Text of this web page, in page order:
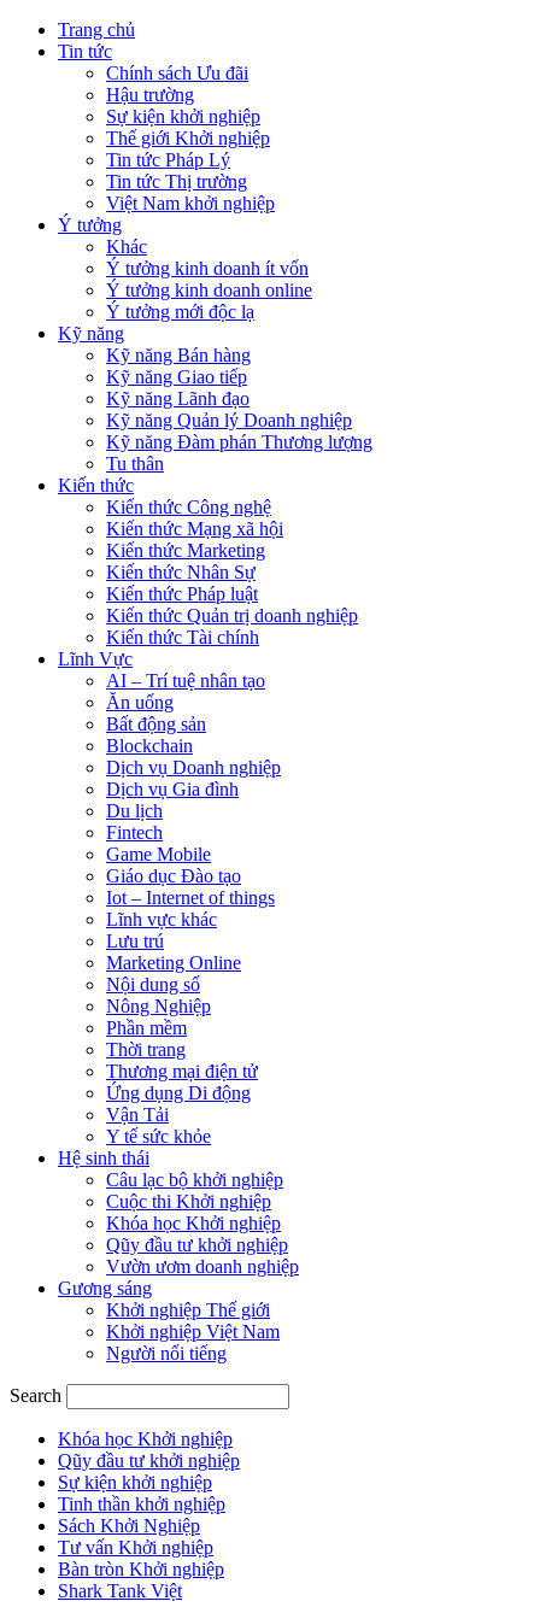
Trang chủ
Tin tức
Chính sách Ưu đãi
Hậu trường
Sự kiện khởi nghiệp
Thế giới Khởi nghiệp
Tin tức Pháp Lý
Tin tức Thị trường
Việt Nam khởi nghiệp
Ý tưởng
Khác
Ý tưởng kinh doanh ít vốn
Ý tưởng kinh doanh online
Ý tưởng mới độc lạ
Kỹ năng
Kỹ năng Bán hàng
Kỹ năng Giao tiếp
Kỹ năng Lãnh đạo
Kỹ năng Quản lý Doanh nghiệp
Kỹ năng Đàm phán Thương lượng
Tu thân
Kiến thức
Kiến thức Công nghệ
Kiến thức Mạng xã hội
Kiến thức Marketing
Kiến thức Nhân Sự
Kiến thức Pháp luật
Kiến thức Quản trị doanh nghiệp
Kiến thức Tài chính
Lĩnh Vực
AI – Trí tuệ nhân tạo
Ăn uống
Bất động sản
Blockchain
Dịch vụ Doanh nghiệp
Dịch vụ Gia đình
Du lịch
Fintech
Game Mobile
Giáo dục Đào tạo
Iot – Internet of things
Lĩnh vực khác
Lưu trú
Marketing Online
Nội dung số
Nông Nghiệp
Phần mềm
Thời trang
Thương mại điện tử
Ứng dụng Di động
Vận Tải
Y tế sức khỏe
Hệ sinh thái
Câu lạc bộ khởi nghiệp
Cuộc thi Khởi nghiệp
Khóa học Khởi nghiệp
Qũy đầu tư khởi nghiệp
Vườn ươm doanh nghiệp
Gương sáng
Khởi nghiệp Thế giới
Khởi nghiệp Việt Nam
Người nổi tiếng
Search
Khóa học Khởi nghiệp
Qũy đầu tư khởi nghiệp
Sự kiện khởi nghiệp
Tinh thần khởi nghiệp
Sách Khởi Nghiệp
Tư vấn Khởi nghiệp
Bàn tròn Khởi nghiệp
Shark Tank Việt